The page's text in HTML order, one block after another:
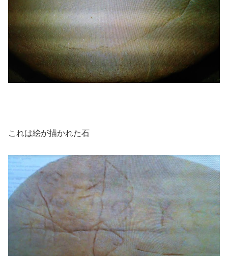
これは絵が描かれた石